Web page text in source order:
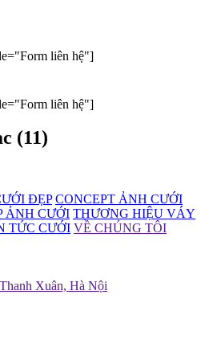
liên hệ"]
liên hệ"]
(11)
ĐẸP CONCEPT ẢNH CƯỚI
ẢNH CƯỚI THƯƠNG HIỆU VÁY
TỨC CƯỚI VỀ CHÚNG TÔI
Xuân, Hà Nội